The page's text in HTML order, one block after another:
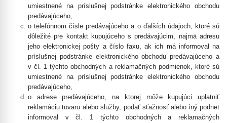
umiestnené na príslušnej podstránke elektronického obchodu
predávajúceho,
o telefónnom čísle predávajúceho a o ďalších údajoch, ktoré sú
dôležité pre kontakt kupujúceho s predávajúcim, najmä adresu
jeho elektronickej pošty a číslo faxu, ak ich má informoval na
príslušnej podstránke elektronického obchodu predávajúceho a
v čl. 1 týchto obchodných a reklamačných podmienok, ktoré sú
umiestnené na príslušnej podstránke elektronického obchodu
predávajúceho,
o adrese predávajúceho, na ktorej môže kupujúci uplatniť
reklamáciu tovaru alebo služby, podať sťažnosť alebo iný podnet
informoval v čl. 1 týchto obchodných a reklamačných